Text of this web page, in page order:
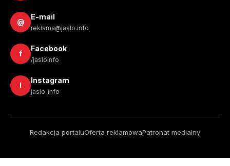
@
E-mail
reklama@jaslo.info
f
Facebook
/jasloinfo
I
Instagram
jaslo_info
Redakcja portaluOferta reklamowaPatronat medialny